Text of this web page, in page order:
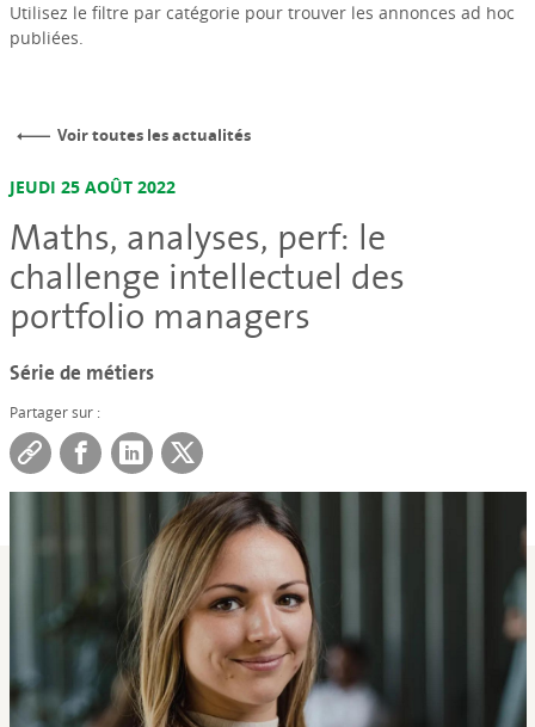
Utilisez le filtre par catégorie pour trouver les annonces ad hoc
publiées.
Voir toutes les actualités
JEUDI 25 AOÛT 2022
Maths, analyses, perf: le
challenge intellectuel des
portfolio managers
Série de métiers
Partager sur :